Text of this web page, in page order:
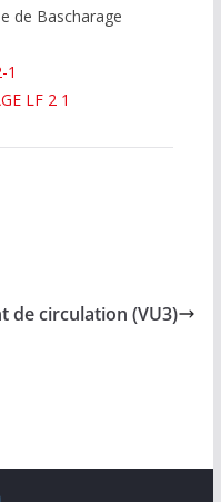
de Bascharage
1
LF 2 1
de circulation (VU3)